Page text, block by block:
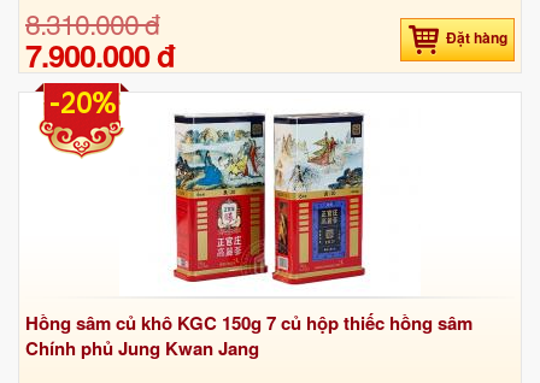
8.310.000 đ
7.900.000 đ Đặt hàng
Hồng sâm củ khô KGC 150g 7 củ hộp thiếc hồng sâm
Chính phủ Jung Kwan Jang
-20%